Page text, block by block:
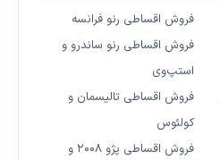
فروش اقساطی رنو فرانسه
فروش اقساطی رنو ساندرو و
استپ‌وی
فروش اقساطی تالیسمان و
کولئوس
فروش اقساطی پژو ۲۰۰۸ و